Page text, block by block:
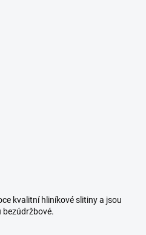
kvalitní hliníkové slitiny a jsou
bezúdržbové.